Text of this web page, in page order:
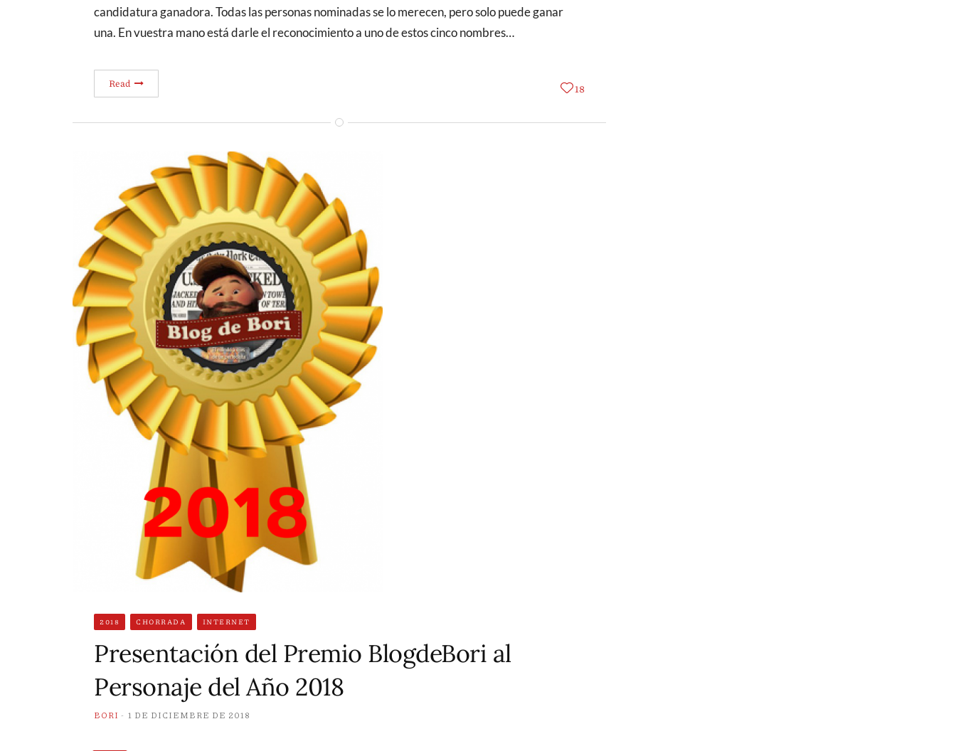
candidatura ganadora. Todas las personas nominadas se lo merecen, pero solo puede ganar
una. En vuestra mano está darle el reconocimiento a uno de estos cinco nombres…
Read 18
2018 CHORRADA INTERNET
Presentación del Premio BlogdeBori al
Personaje del Año 2018
BORI 1 DE DICIEMBRE DE 2018